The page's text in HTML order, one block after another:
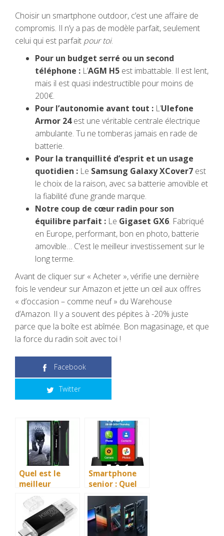
Choisir un smartphone outdoor, c’est une affaire de
compromis. Il n’y a pas de modèle parfait, seulement
celui qui est parfait pour toi.
Pour un budget serré ou un second
téléphone : L’AGM H5 est imbattable. Il est lent,
mais il est quasi indestructible pour moins de
200€.
Pour l’autonomie avant tout : L’Ulefone
Armor 24est une véritable centrale électrique
ambulante. Tu ne tomberas jamais en rade de
batterie.
Pour la tranquillité d’esprit et un usage
quotidien : Le Samsung Galaxy XCover7 est
le choix de la raison, avec sa batterie amovible et
la fiabilité d’une grande marque.
Notre coup de cœur radin pour son
équilibre parfait : Le Gigaset GX6. Fabriqué
en Europe, performant, bon en photo, batterie
amovible… C’est le meilleur investissement sur le
long terme.
Avant de cliquer sur « Acheter », vérifie une dernière
fois le vendeur sur Amazon et jette un œil aux offres
« d’occasion – comme neuf » du Warehouse
d’Amazon. Il y a souvent des pépites à -20% juste
parce que la boîte est abîmée. Bon magasinage, et que
la force du radin soit avec toi !
Facebook
Twitter
Quel est le
meilleur
smartphone
crosscall de
2026 ?
Smartphone
senior : Quel
est le meilleur
en 2026 ?